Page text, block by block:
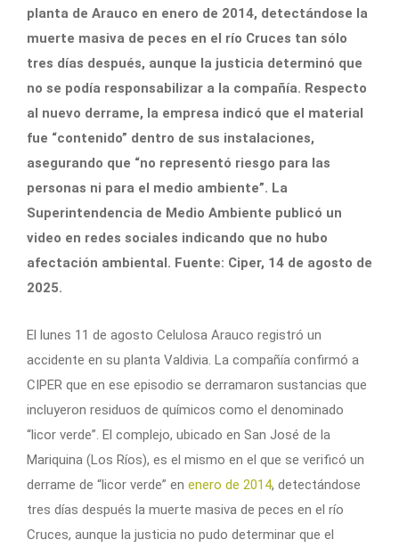
planta de Arauco en enero de 2014, detectándose la
muerte masiva de peces en el río Cruces tan sólo
tres días después, aunque la justicia determinó que
no se podía responsabilizar a la compañía. Respecto
al nuevo derrame, la empresa indicó que el material
fue “contenido” dentro de sus instalaciones,
asegurando que “no representó riesgo para las
personas ni para el medio ambiente”. La
Superintendencia de Medio Ambiente publicó un
video en redes sociales indicando que no hubo
afectación ambiental. Fuente: Ciper, 14 de agosto de
2025.
El lunes 11 de agosto Celulosa Arauco registró un
accidente en su planta Valdivia. La compañía confirmó a
CIPER que en ese episodio se derramaron sustancias que
incluyeron residuos de químicos como el denominado
“licor verde”. El complejo, ubicado en San José de la
Mariquina (Los Ríos), es el mismo en el que se verificó un
derrame de “licor verde” en enero de 2014, detectándose
tres días después la muerte masiva de peces en el río
Cruces, aunque la justicia no pudo determinar que el